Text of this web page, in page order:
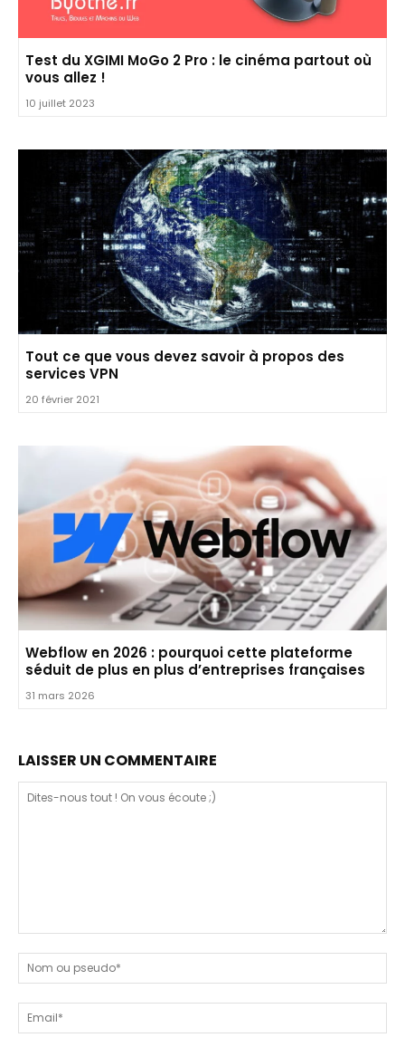
Test du XGIMI MoGo 2 Pro : le cinéma partout où
vous allez !
10 juillet 2023
Tout ce que vous devez savoir à propos des
services VPN
20 février 2021
Webflow en 2026 : pourquoi cette plateforme
séduit de plus en plus d’entreprises françaises
31 mars 2026
LAISSER UN COMMENTAIRE
nous
tout
!
On
vous
ou